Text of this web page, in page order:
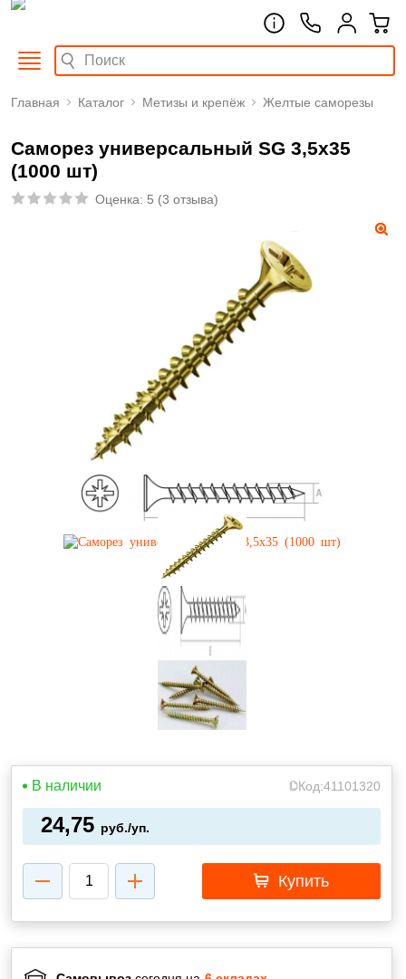
Главная Каталог Метизы и крепёж Желтые саморезы
Саморез универсальный SG 3,5х35
(1000 шт)
Оценка: 5 (3 отзыва)
В наличии Код:41101320
24,75 руб./уп.
Купить